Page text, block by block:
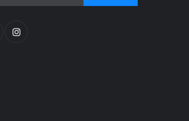
twitterinstagram